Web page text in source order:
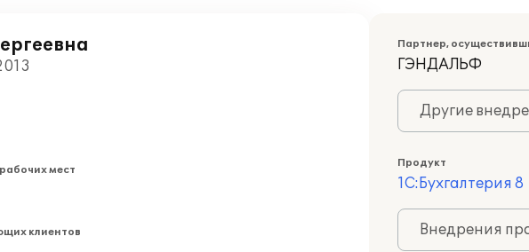
мест
клиентов
Партнер,
ГЭНДАЛЬФ
Другие
Продукт
1С:Бухгалтерия 8
Внедрения